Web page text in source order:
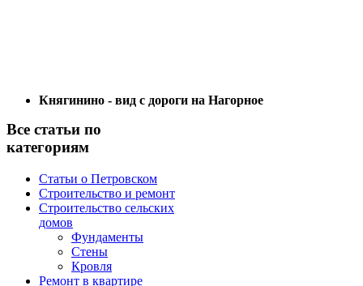
Княгинино - вид с дороги на Нагорное
Все статьи по
категориям
Статьи о Петровском
Строительство и ремонт
Строительство сельских
домов
Фундаменты
Стены
Кровля
Ремонт в квартире